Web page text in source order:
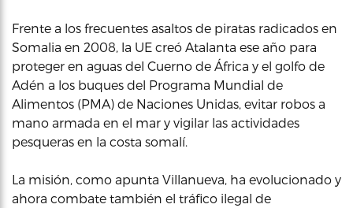
Frente a los frecuentes asaltos de piratas radicados en
Somalia en 2008, la UE creó Atalanta ese año para
proteger en aguas del Cuerno de África y el golfo de
Adén a los buques del Programa Mundial de
Alimentos (PMA) de Naciones Unidas, evitar robos a
mano armada en el mar y vigilar las actividades
pesqueras en la costa somalí.
La misión, como apunta Villanueva, ha evolucionado y
ahora combate también el tráfico ilegal de